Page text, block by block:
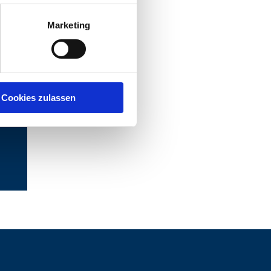
Marketing
Cookies zulassen